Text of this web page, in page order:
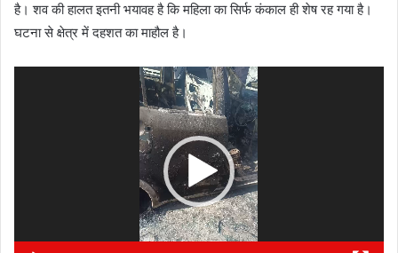
है। शव की हालत इतनी भयावह है कि महिला का सिर्फ कंकाल ही शेष रह गया है।
घटना से क्षेत्र में दहशत का माहौल है।